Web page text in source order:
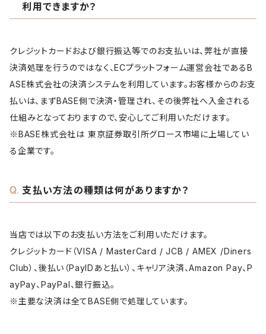
利用できますか？
クレジットカードおよび銀行振込等でのお支払いは、弊社が直接
決済処理を行うのではなく、ECプラットフォーム運営会社であるB
ASE株式会社の決済システムを利用しています。お客様からのお支
払いは、まずBASE側で決済・管理され、その後弊社へ入金される
仕組みとなっておりますので、安心してご利用いただけます。
※BASE株式会社は 東京証券取引所グロース市場に上場してい
る企業です。
支払い方法の種類は何がありますか？
当店では以下のお支払い方法をご利用いただけます。
クレジットカード（VISA / MasterCard / JCB / AMEX /Diners
Club）、後払い（PayIDあと払い）、キャリア決済、Amazon Pay、P
ayPay、PayPal、銀行振込。
※主要な決済は全てBASE側で処理しています。